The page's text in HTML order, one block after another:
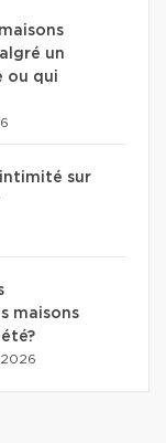
un
ou qui
sur
maisons